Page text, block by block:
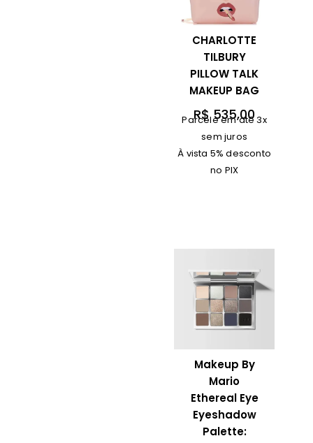
CHARLOTTE
TILBURY
PILLOW TALK
MAKEUP BAG
R$535,00
Parcele em até 3x
sem juros
À vista 5% desconto
no PIX
Makeup By
Mario
Ethereal Eye
Eyeshadow
Palette: